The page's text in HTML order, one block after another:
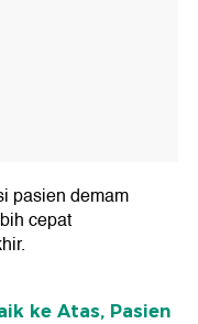
pasien demam
cepat
ke Atas, Pasien